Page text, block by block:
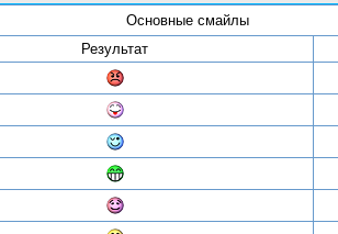
Основные смайлы
Результат